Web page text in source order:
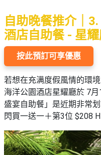
自助晚餐推介｜
酒店自助餐 - 星
按此預訂可享優惠
若想在充满度假風情的環
海洋公園酒店星耀廳於 7
盛宴自助餐」是近期非常
閃買一送一＋第3位 $208